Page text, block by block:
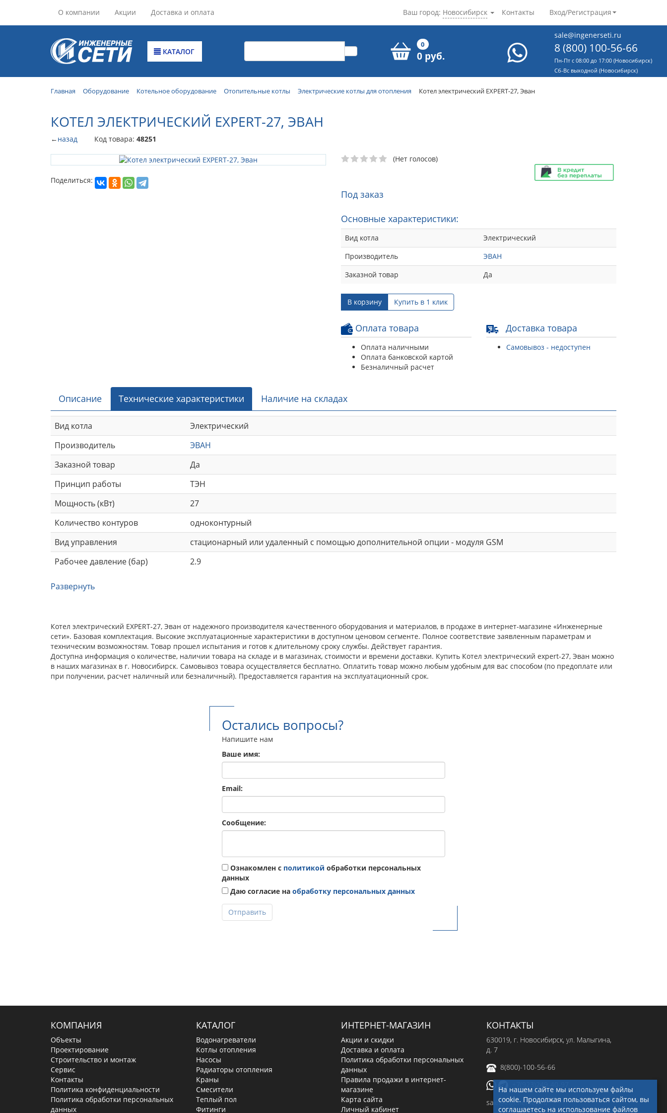
О компании Акции Доставка и оплата Контакты Вход/Регистрация
Ваш город: Новосибирск
КАТАЛОГ
0
0 руб.
sale@ingenerseti.ru
8 (800) 100-56-66
Пн-Пт с 08:00 до 17:00 (Новосибирск)
Cб-Вс выходной (Новосибирск)
Главная Оборудование Котельное оборудование Отопительные котлы Электрические котлы для отопления Котел электрический EXPERT-27, Эван
КОТЕЛ ЭЛЕКТРИЧЕСКИЙ EXPERT-27, ЭВАН
←назад Код товара: 48251
Поделиться:
(Нет голосов)
Под заказ
Основные характеристики:
Вид котла
Электрический
Производитель
ЭВАН
Заказной товар
Да
В корзину Купить в 1 клик
Оплата товара
Оплата наличными
Оплата банковской картой
Безналичный расчет
Доставка товара
Самовывоз - недоступен
Описание Технические характеристики Наличие на складах
Вид котла
Электрический
Производитель
ЭВАН
Заказной товар
Да
Принцип работы
ТЭН
Мощность (кВт)
27
Количество контуров
одноконтурный
Вид управления
стационарный или удаленный с помощью дополнительной опции - модуля GSM
Рабочее давление (бар)
2.9
Развернуть
Котел электрический EXPERT-27, Эван от надежного производителя качественного оборудования и материалов, в продаже в интернет-магазине «Инженерные
сети». Базовая комплектация. Высокие эксплуатационные характеристики в доступном ценовом сегменте. Полное соответствие заявленным параметрам и
техническим возможностям. Товар прошел испытания и готов к длительному сроку службы. Действует гарантия.
Доступна информация о количестве, наличии товара на складе и в магазинах, стоимости и времени доставки. Купить Котел электрический expert-27, Эван можно
в наших магазинах в г. Новосибирск. Самовывоз товара осуществляется бесплатно. Оплатить товар можно любым удобным для вас способом (по предоплате или
при получении, расчет наличный или безналичный). Предоставляется гарантия на эксплуатационный срок.
Остались вопросы?
Напишите нам
Ваше имя:
Email:
Сообщение:
Ознакомлен с политикой обработки персональных
данных
Даю согласие на обработку персональных данных
Отправить
КОМПАНИЯ
Объекты
Проектирование
Строительство и монтаж
Сервис
Контакты
Политика конфиденциальности
Политика обработки персональных
данных
КАТАЛОГ
Водонагреватели
Котлы отопления
Насосы
Радиаторы отопления
Краны
Смесители
Теплый пол
Фитинги
ИНТЕРНЕТ-МАГАЗИН
Акции и скидки
Доставка и оплата
Политика обработки персональных
данных
Правила продажи в интернет-
магазине
Карта сайта
Личный кабинет
КОНТАКТЫ
630019, г. Новосибирск, ул. Малыгина,
д. 7
8(800)-100-56-66
sale@ingenerseti.ru
На нашем сайте мы используем файлы
cookie. Продолжая пользоваться сайтом, вы
соглашаетесь на использование файлов